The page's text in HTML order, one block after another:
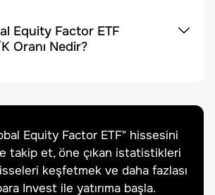
Equity Factor ETF
Oranı Nedir?
Equity Factor ETF" hissesini
takip et, öne çıkan istatistikleri
keşfetmek ve daha fazlası
Invest ile yatırıma başla.